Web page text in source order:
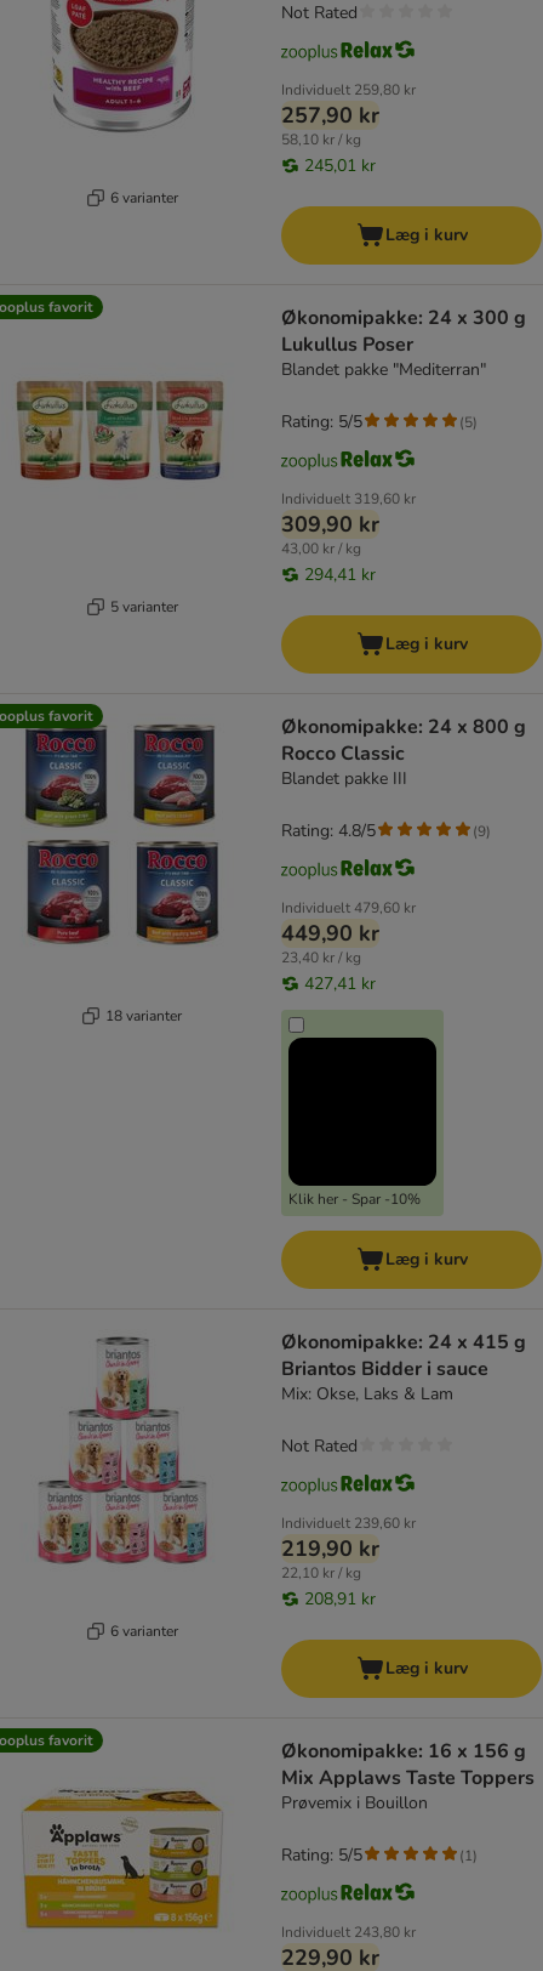
6 varianter
Individuelt 259,80 kr
257,90 kr
58,10 kr / kg
245,01 kr
Not Rated
Læg i kurv
favorit
5 varianter
Økonomipakke: 24 x 300 g
Lukullus Poser
Blandet pakke "Mediterran"
Individuelt 319,60 kr
309,90 kr
43,00 kr / kg
294,41 kr
Rating: 5/5 (5)
Læg i kurv
favorit
18 varianter
Økonomipakke: 24 x 800 g
Rocco Classic
Blandet pakke III
Individuelt479,60 kr
449,90 kr
23,40 kr / kg
427,41 kr
Klik her - Spar -10%
Rating: 4.8/5 (9)
Læg i kurv
6 varianter
Økonomipakke: 24 x 415 g
Briantos Bidder i sauce
Mix: Okse, Laks & Lam
Individuelt 239,60 kr
219,90 kr
22,10 kr / kg
208,91 kr
Not Rated
Læg i kurv
favorit
Økonomipakke: 16 x 156 g
Mix Applaws Taste Toppers
Prøvemix i Bouillon
Individuelt 243,80 kr
229,90 kr
Rating: 5/5 (1)